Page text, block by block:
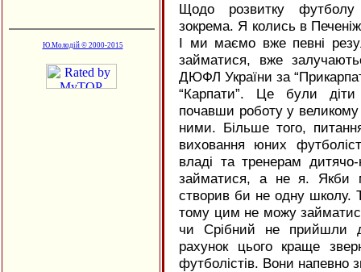
Ю.Молодій © 2000-2015
Щодо розвитку футболу
зокрема. Я колись в
І ми маємо вже певні
займатися, вже
ДЮФЛ України за
“Карпати”. Це були
почавши роботу у
ними. Більше того,
виховання юних
владі та тренерам
займатися, а не я. Якби
створив би не одну школу.
тому цим не можу
чи Срібний не прийшли
рахунок цього краще
футболістів. Вони напевно